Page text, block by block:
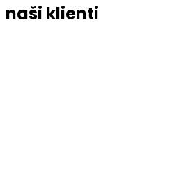
naši klienti